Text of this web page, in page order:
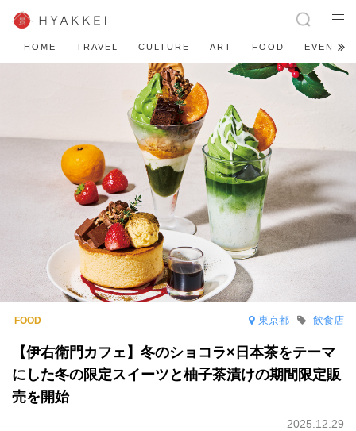
HOME TRAVEL CULTURE ART FOOD EVENT
東京都 飲食店
【伊右衛門カフェ】冬のショコラ×日本茶をテーマ
にした冬の限定スイーツと柚子茶漬けの期間限定販
売を開始
2025.12.29